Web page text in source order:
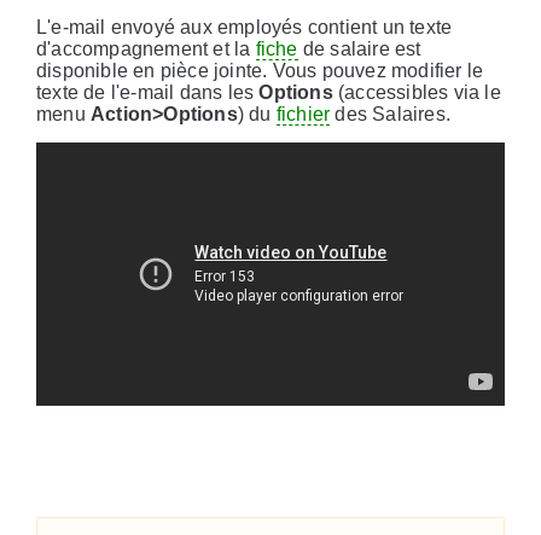
L'e-mail envoyé aux employés contient un texte
d'accompagnement et la fiche de salaire est
disponible en pièce jointe. Vous pouvez modifier le
texte de l'e-mail dans lesOptions(accessibles via le
menu Action>Options) du fichier des Salaires.